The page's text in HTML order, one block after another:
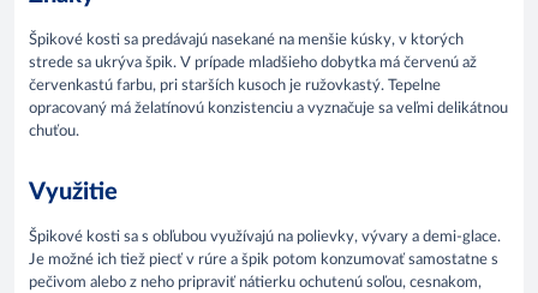
Špikové kosti sa predávajú nasekané na menšie kúsky, v ktorých
strede sa ukrýva špik. V prípade mladšieho dobytka má červenú až
červenkastú farbu, pri starších kusoch je ružovkastý. Tepelne
opracovaný má želatínovú konzistenciu a vyznačuje sa veľmi delikátnou
chuťou.
Využitie
Špikové kosti sa s obľubou využívajú na polievky, vývary a demi-glace.
Je možné ich tiež piecť v rúre a špik potom konzumovať samostatne s
pečivom alebo z neho pripraviť nátierku ochutenú soľou, cesnakom,